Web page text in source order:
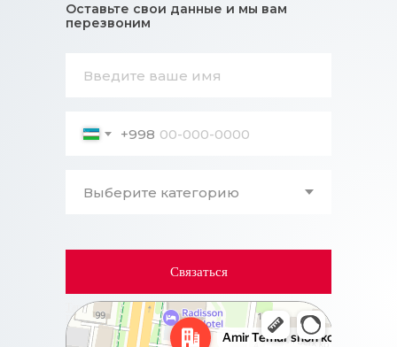
Оставьте свои данные и мы вам
перезвоним
+998
Связаться
Ташкент
Проспект Амира Темура, 88А на карте Ташкента,
ближайшее метро Бадамзар — Яндекс Карты